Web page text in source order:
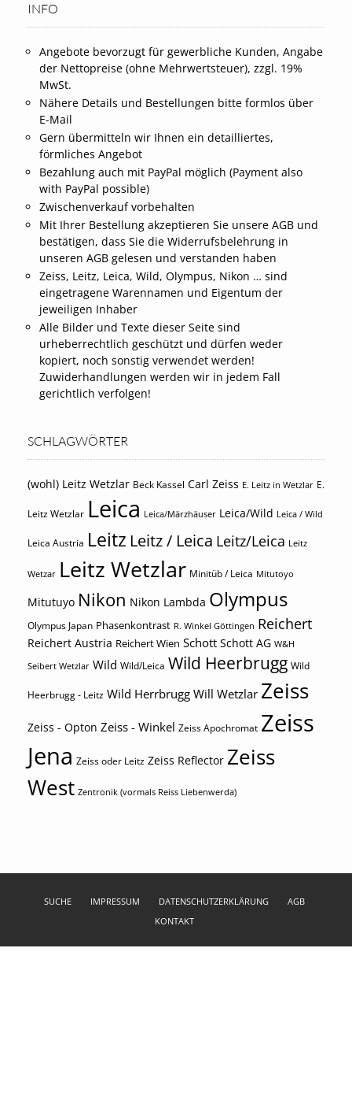
INFO
Angebote bevorzugt für gewerbliche Kunden, Angabe
der Nettopreise (ohne Mehrwertsteuer), zzgl. 19%
MwSt.
Nähere Details und Bestellungen bitte formlos über
E-Mail
Gern übermitteln wir Ihnen ein detailliertes,
förmliches Angebot
Bezahlung auch mit PayPal möglich (Payment also
with PayPal possible)
Zwischenverkauf vorbehalten
Mit Ihrer Bestellung akzeptieren Sie unsere AGB und
bestätigen, dass Sie die Widerrufsbelehrung in
unseren AGB gelesen und verstanden haben
Zeiss, Leitz, Leica, Wild, Olympus, Nikon … sind
eingetragene Warennamen und Eigentum der
jeweiligen Inhaber
Alle Bilder und Texte dieser Seite sind
urheberrechtlich geschützt und dürfen weder
kopiert, noch sonstig verwendet werden!
Zuwiderhandlungen werden wir in jedem Fall
gerichtlich verfolgen!
SCHLAGWÖRTER
(wohl) Leitz Wetzlar Beck Kassel Carl Zeiss E. Leitz in Wetzlar E.
Leitz Wetzlar Leica Leica/Märzhäuser Leica/Wild Leica / Wild
Leica Austria Leitz Leitz / Leica Leitz/Leica Leitz
Wetzar Leitz Wetzlar Minitüb / Leica Mitutoyo
Mitutuyo Nikon Nikon Lambda Olympus
Olympus Japan Phasenkontrast R. Winkel Göttingen Reichert
Reichert Austria Reichert Wien Schott Schott AG W&H
Seibert Wetzlar Wild Wild/Leica Wild Heerbrugg Wild
Heerbrugg - Leitz Wild Herrbrugg Will Wetzlar Zeiss
Zeiss - Opton Zeiss - Winkel Zeiss Apochromat Zeiss
Jena Zeiss oder Leitz Zeiss Reflector Zeiss
West Zentronik (vormals Reiss Liebenwerda)
SUCHE IMPRESSUM DATENSCHUTZERKLÄRUNG
AGB
KONTAKT